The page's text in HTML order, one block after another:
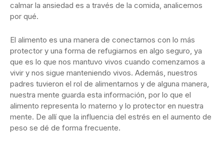
calmar la ansiedad es a través de la comida, analicemos
por qué.
El alimento es una manera de conectarnos con lo más
protector y una forma de refugiarnos en algo seguro, ya
que es lo que nos mantuvo vivos cuando comenzamos a
vivir y nos sigue manteniendo vivos. Además, nuestros
padres tuvieron el rol de alimentarnos y de alguna manera,
nuestra mente guarda esta información, por lo que el
alimento representa lo materno y lo protector en nuestra
mente. De allí que la influencia del estrés en el aumento de
peso se dé de forma frecuente.